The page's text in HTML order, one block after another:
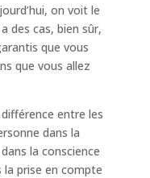
on voit le
des cas, bien sûr,
que vous
que vous allez
entre les
dans la
la conscience
la prise en compte